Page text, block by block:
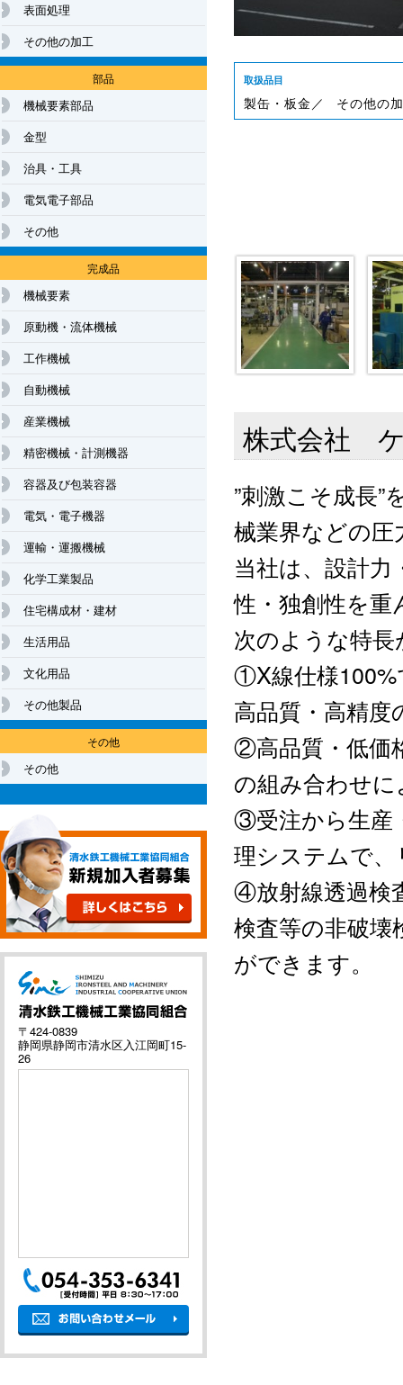
取扱品目
製缶・板金／ その他の
株式会社
”刺激こそ成長
械業界などの圧
当社は、設計
性・独創性を
次のような特
①X線仕様100%
高品質・高精度
②高品質・低価
の組み合わせ
③受注から生産
理システムで
④放射線透過検
検査等の非破壊
ができます。
表面処理
その他の加工
部品
機械要素部品
金型
治具・工具
電気電子部品
その他
完成品
機械要素
原動機・流体機械
工作機械
自動機械
産業機械
精密機械・計測機器
容器及び包装容器
電気・電子機器
運輸・運搬機械
化学工業製品
住宅構成材・建材
生活用品
文化用品
その他製品
その他
その他
〒424-0839
静岡県静岡市清水区入江岡町15-
26